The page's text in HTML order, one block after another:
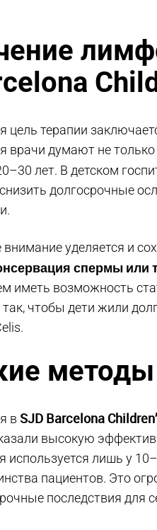
цель терапии
врачи думают не
лет. В детском
долгосрочные
внимание уделяется и
спермы или
иметь возможность
чтобы дети жили
в SJD Barcelona
высокую
используется лишь у
пациентов. Это
последствия для